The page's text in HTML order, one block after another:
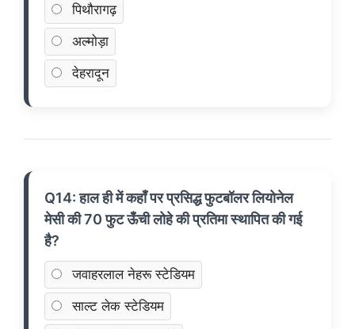
पिथौरागढ़
अल्मोड़ा
देहरादून
Q14: हाल ही में कहाँ पर प्रसिद्ध फुटबॉलर लियोनेल
मेसी की 70 फुट ऊँची लोहे की प्रतिमा स्थापित की गई
है?
जवाहरलाल नेहरू स्टेडियम
साल्ट लेक स्टेडियम